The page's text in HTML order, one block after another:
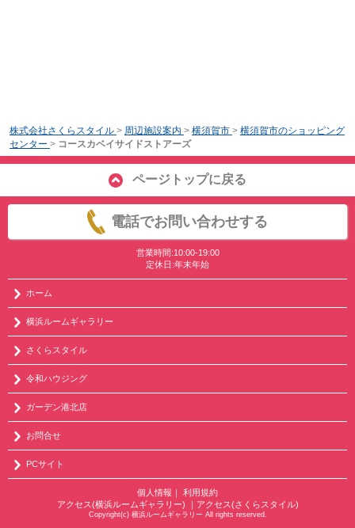
株式会社さくらスタイル > 周辺施設案内 > 横須賀市 > 横須賀市のショッピング
センター > コースカベイサイドストアーズ
ページトップに戻る
電話でお問い合わせする
営業時間:10:00-19:00
定休日:年末年始
ホーム
横浜ルームギャラリー
さくらスタイル
令和ハウジング
ガーデン港北店
お問合せ
PCサイト
個人情報 ｜ 利用規約
アクセス(横浜ルームギャラリー) ｜ アクセス(さくらスタイル)
Copyright(c) 横浜ルームギャラリー All rights reserved.